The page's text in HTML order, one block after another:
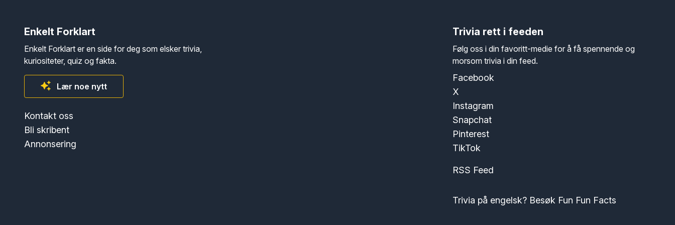
Enkelt Forklart
Enkelt Forklart er en side for deg som elsker trivia,
kuriositeter, quiz og fakta.
Lær noe nytt
Kontakt oss
Bli skribent
Annonsering
Trivia rett i feeden
Følg oss i din favoritt-medie for å få spennende og
morsom trivia i din feed.
Facebook
X
Instagram
Snapchat
Pinterest
TikTok
RSS Feed
Trivia på engelsk? Besøk Fun Fun Facts